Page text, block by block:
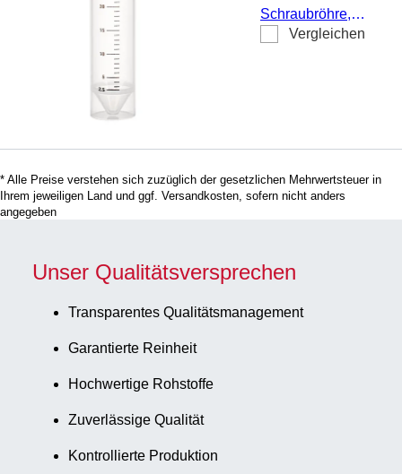
Stück/Beutel
Schraubröhre,
Arbeitsvolumen: 30
natur, Verschluss
Skalierung, steril,
Vergleichen
* Alle Preise verstehen sich zuzüglich der gesetzlichen Mehrwertsteuer in
Ihrem jeweiligen Land und ggf. Versandkosten, sofern nicht anders
angegeben
Unser Qualitätsversprechen
Transparentes Qualitätsmanagement
Garantierte Reinheit
Hochwertige Rohstoffe
Zuverlässige Qualität
Kontrollierte Produktion